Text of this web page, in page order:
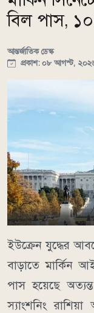
বিল পাস,
আন্তর্জাতিক ডেস্ক
প্রকাশ: ০৮ আগস্ট,
ইউক্রেন যুদ্ধের
বাড়াতে মার্কিন
পাস হয়েছে
স্যাংশনিং